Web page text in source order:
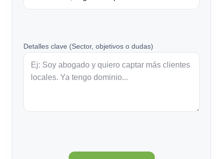
Detalles clave (Sector, objetivos o dudas)